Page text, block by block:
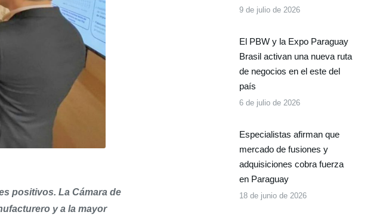
positivos. La Cámara de
y a la mayor
9 de julio de 2026
El PBW y la Expo Paraguay
Brasil activan una nueva ruta
de negocios en el este del
país
6 de julio de 2026
Especialistas afirman que
mercado de fusiones y
adquisiciones cobra fuerza
en Paraguay
18 de junio de 2026